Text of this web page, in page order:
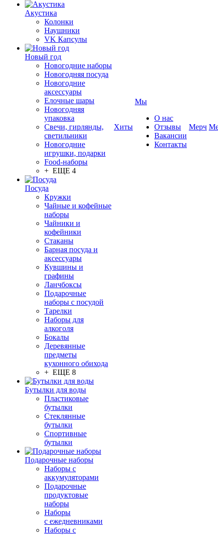
Акустика
Колонки
Наушники
VK Капсулы
Новый год
Новогодние наборы
Новогодняя посуда
Новогодние
аксессуары
Елочные шары
Новогодняя
упаковка
Свечи, гирлянды,
светильники
Новогодние
игрушки, подарки
Food-наборы
+ ЕЩЕ 4
Посуда
Кружки
Чайные и кофейные
наборы
Чайники и
кофейники
Стаканы
Барная посуда и
аксессуары
Кувшины и
графины
Ланчбоксы
Подарочные
наборы с посудой
Тарелки
Наборы для
алкоголя
Бокалы
Деревянные
предметы
кухонного обихода
+ ЕЩЕ 8
Бутылки для воды
Пластиковые
бутылки
Стеклянные
бутылки
Спортивные
бутылки
Подарочные наборы
Наборы с
аккумуляторами
Подарочные
продуктовые
наборы
Наборы
с ежедневниками
Наборы с
Хиты
Мы
О нас
Отзывы
Вакансии
Контакты
Мерч